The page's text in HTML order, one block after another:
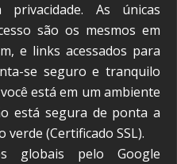
As únicas
são os mesmos em
e links acessados para
se seguro e tranquilo
está em um ambiente
está segura de ponta a
verde (Certificado SSL).
globais pelo Google